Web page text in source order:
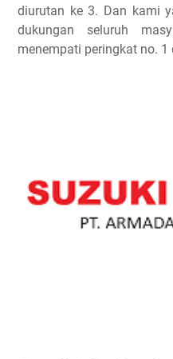
diurutan ke 3. Dan kami
dukungan seluruh
menempati peringkat no. 1